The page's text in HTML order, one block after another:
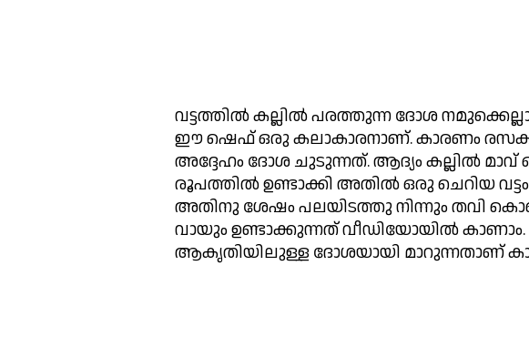
വട്ടത്തിൽ കല്ലിൽ പരത്തുന്ന ദോശ
ഈ ഷെഫ് ഒരു കലാകാരനാണ്. കാരണം
അദ്ദേഹം ദോശ ചുടുന്നത്. ആദ്യം കല്ലിൽ മാവ്
രൂപത്തിൽ ഉണ്ടാക്കി അതിൽ ഒരു ചെറിയ
അതിനു ശേഷം പലയിടത്തു നിന്നും തവി
വായും ഉണ്ടാക്കുന്നത് വീഡിയോയിൽ
ആകൃതിയിലുള്ള ദോശയായി മാറുന്നതാണ്